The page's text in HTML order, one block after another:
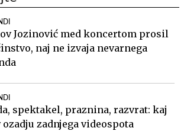
Jozinović med koncertom prosil
naj ne izvaja nevarnega
spektakel, praznina, razvrat: kaj
ozadju zadnjega videospota